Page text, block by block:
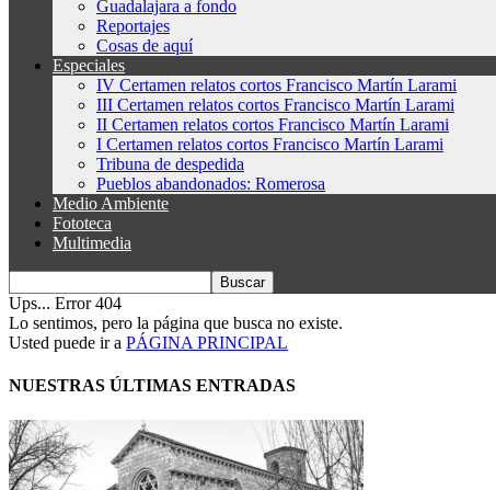
Guadalajara a fondo
Reportajes
Cosas de aquí
Especiales
IV Certamen relatos cortos Francisco Martín Larami
III Certamen relatos cortos Francisco Martín Larami
II Certamen relatos cortos Francisco Martín Larami
I Certamen relatos cortos Francisco Martín Larami
Tribuna de despedida
Pueblos abandonados: Romerosa
Medio Ambiente
Fototeca
Multimedia
Ups... Error 404
Lo sentimos, pero la página que busca no existe.
Usted puede ir a PÁGINA PRINCIPAL
NUESTRAS ÚLTIMAS ENTRADAS